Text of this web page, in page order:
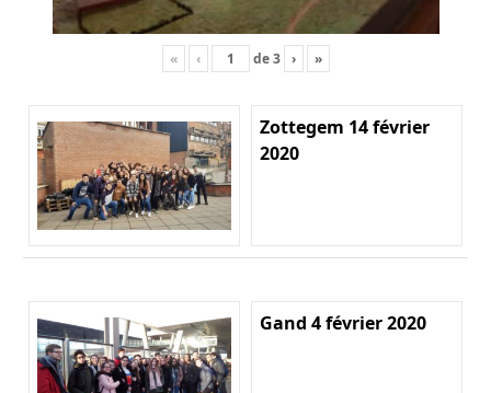
« ‹ de3 › »
Zottegem 14 février
2020
Gand 4 février 2020